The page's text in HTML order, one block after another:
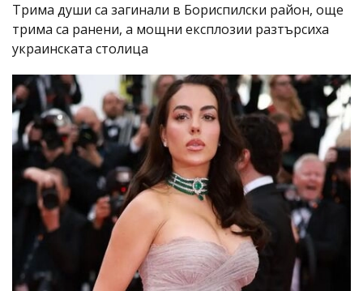
Трима души са загинали в Бориспилски район, още
трима са ранени, а мощни експлозии разтърсиха
украинската столица